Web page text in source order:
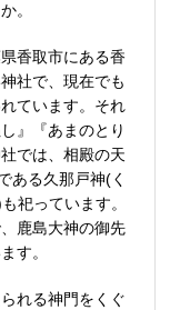
。
香取市にある香
社で、現在でも
ています。それ
』『あまのとり
では、相殿の天
ある久那戸神(く
祀っています。
鹿島大神の御先
す。
れる神門をくぐ